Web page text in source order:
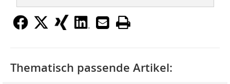
Thematisch passende Artikel: